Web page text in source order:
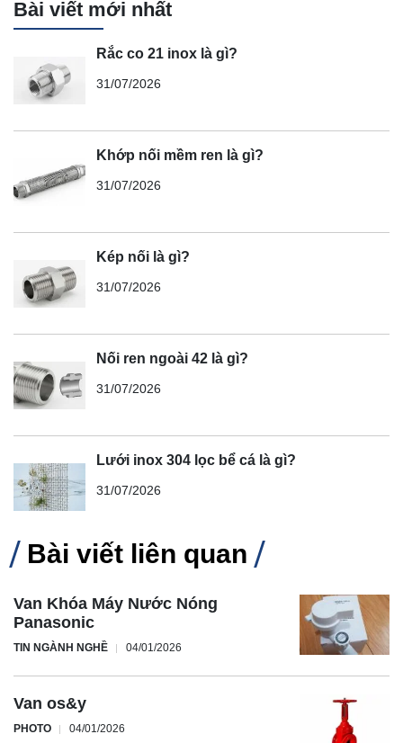
Bài viết mới nhất
Rắc co 21 inox là gì?
31/07/2026
Khớp nối mềm ren là gì?
31/07/2026
Kép nối là gì?
31/07/2026
Nối ren ngoài 42 là gì?
31/07/2026
Lưới inox 304 lọc bể cá là gì?
31/07/2026
Bài viết liên quan
Van Khóa Máy Nước Nóng
Panasonic
TIN NGÀNH NGHỀ 04/01/2026
Van os&y
PHOTO 04/01/2026